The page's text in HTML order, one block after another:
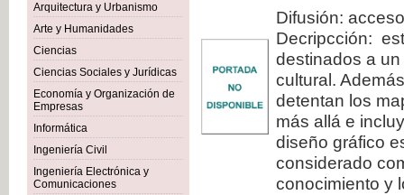
Arquitectura y Urbanismo
Arte y Humanidades
Ciencias
Ciencias Sociales y Jurídicas
Economía y Organización de
Empresas
Informática
Ingeniería Civil
Ingeniería Electrónica y
Comunicaciones
Difusión:
Decripcción:
destinados a
cultural.
detentan los
más allá e
diseño gráfico
considerado
conocimiento y